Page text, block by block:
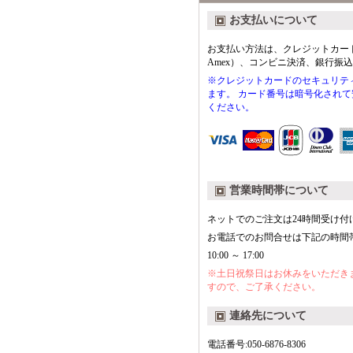
お支払いについて
お支払い方法は、クレジットカー
Amex）、コンビニ決済、銀行振
※クレジットカードのセキュリテ
ます。 カード番号は暗号化され
ください。
営業時間帯について
ネットでのご注文は24時間受け付
お電話でのお問合せは下記の時間
10:00 ～ 17:00
※土日祝祭日はお休みをいただき
すので、ご了承ください。
連絡先について
電話番号:050-6876-8306